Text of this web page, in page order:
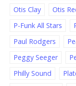
Otis Clay
Otis
P-Funk All Stars
Paul Rodgers
Peggy Seeger
Philly Sound